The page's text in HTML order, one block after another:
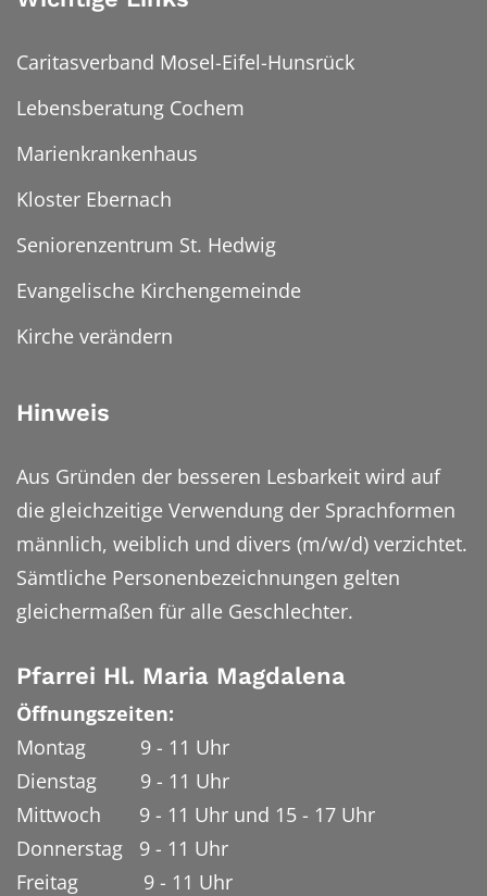
Caritasverband Mosel-Eifel-Hunsrück
Lebensberatung Cochem
Marienkrankenhaus
Kloster Ebernach
Seniorenzentrum St. Hedwig
Evangelische Kirchengemeinde
Kirche verändern
Hinweis
Aus Gründen der besseren Lesbarkeit wird auf
die gleichzeitige Verwendung der Sprachformen
männlich, weiblich und divers (m/w/d) verzichtet.
Sämtliche Personenbezeichnungen gelten
gleichermaßen für alle Geschlechter.
Pfarrei Hl. Maria Magdalena
Öffnungszeiten:
Montag 9 - 11 Uhr
Dienstag 9 - 11 Uhr
Mittwoch 9 - 11 Uhr und 15 - 17 Uhr
Donnerstag 9 - 11 Uhr
Freitag 9 - 11 Uhr